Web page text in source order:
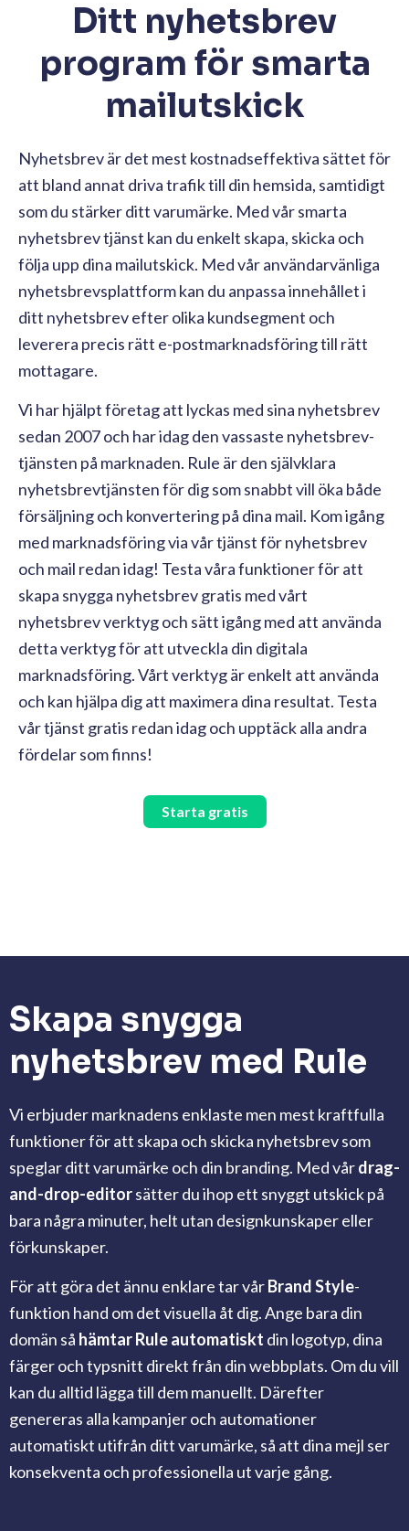
Ditt nyhetsbrev
program för smarta
mailutskick
Nyhetsbrev är det mest kostnadseffektiva sättet för
att bland annat driva trafik till din hemsida, samtidigt
som du stärker ditt varumärke. Med vår smarta
nyhetsbrev tjänst kan du enkelt skapa, skicka och
följa upp dina mailutskick. Med vår användarvänliga
nyhetsbrevsplattform kan du anpassa innehållet i
ditt nyhetsbrev efter olika kundsegment och
leverera precis rätt e-postmarknadsföringtill rätt
mottagare.
Vi har hjälpt företag att lyckas med sina nyhetsbrev
sedan 2007och har idag den vassaste nyhetsbrev-
tjänsten på marknaden. Rule är den självklara
nyhetsbrevtjänsten för dig som snabbt vill öka både
försäljning och konvertering på dina mail. Kom igång
med marknadsföring via vår tjänst för nyhetsbrev
och mail redan idag! Testa våra funktioner för att
skapa snygga nyhetsbrev gratis med vårt
nyhetsbrev verktyg och sätt igång med att använda
detta verktyg för att utveckla din digitala
marknadsföring. Vårt verktyg är enkelt att använda
och kan hjälpa dig att maximera dina resultat. Testa
vår tjänst gratis redan idag och upptäck alla andra
fördelar som finns!
Starta gratis
Skapa snygga
nyhetsbrev med Rule
Vi erbjuder marknadens enklaste men mest kraftfulla
funktioner för att skapa och skicka nyhetsbrev som
speglar ditt varumärke och din branding. Med vårdrag-
and-drop-editorsätter du ihop ett snyggt utskick på
bara några minuter, helt utan designkunskaper eller
förkunskaper.
För att göra det ännu enklare tar vårBrand Style-
funktion hand om det visuella åt dig. Ange bara din
domän så hämtar Rule automatiskt din logotyp, dina
färger och typsnitt direkt från din webbplats. Om du vill
kan du alltid lägga till dem manuellt. Därefter
genereras alla kampanjer och automationer
automatiskt utifrån ditt varumärke, så att dina mejl ser
konsekventa och professionella ut varje gång.